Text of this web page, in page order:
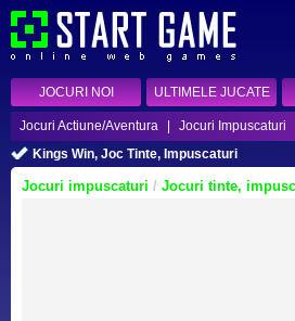
JOCURI NOI ULTIMELE JUCATE
Jocuri Actiune/Aventura Jocuri Impuscaturi
Kings Win, Joc Tinte, Impuscaturi
Jocuri impuscaturi / Jocuri tinte,